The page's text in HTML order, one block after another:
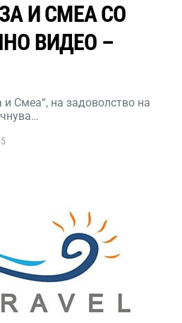
И СМЕА СО
ВИДЕО –
Смеа“, на задоволство на